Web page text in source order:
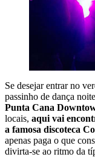
Se desejar entrar no
passinho de dança
Punta Cana
locais, aqui vai
a famosa discoteca
apenas paga o que
divirta-se ao ritmo da